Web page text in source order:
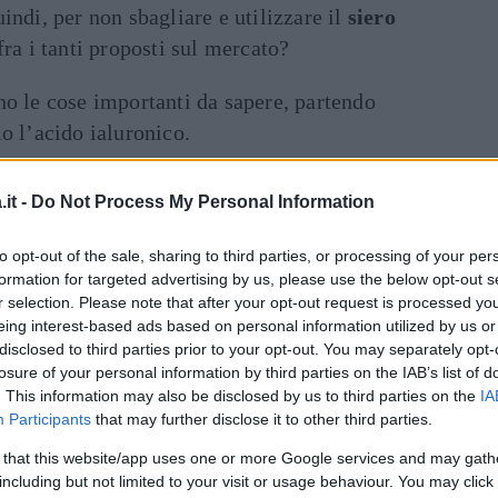
- Do Not Process My Personal Information
opt-out of the sale, sharing to third parties, or processing of your
for targeted advertising by us, please use the below opt-out
selection. Please note that after your opt-out request is processed
interest-based ads based on personal information utilized by us
to third parties prior to your opt-out. You may separately
of your personal information by third parties on the IAB’s list of
This information may also be disclosed by us to third parties on the
Participants that may further disclose it to other third parties.
that this website/app uses one or more Google services and may
but not limited to your visit or usage behaviour. You may
per non sbagliare e utilizzare il siero
i tanti proposti sul mercato?
le cose importanti da sapere, partendo
l’acido ialuronico.
cos’è?
spiegazioni chimiche, l’acido
come HA, è, come il collagene,
nel nostro organismo , ad alta
principale di trattenere l’umidità.
lubrifica naturalmente gli occhi e le
del tempo, la sua produzione cessa,
“asciughi” e, quindi, campo libero